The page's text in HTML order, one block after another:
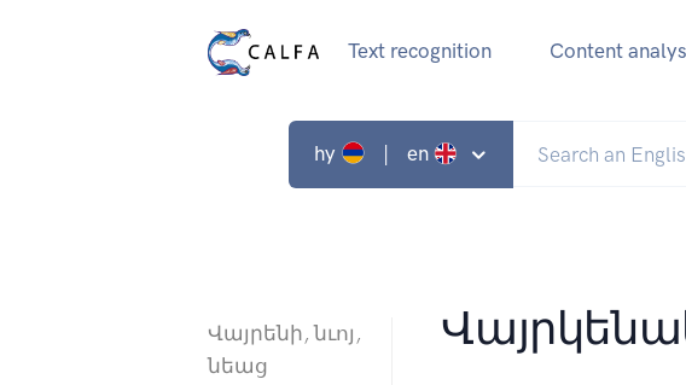
Text recognition Content
hy | en
Վայրենի, նւոյ,
նեաց